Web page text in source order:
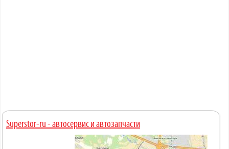
Superstor-ru - автосервис и автозапчасти